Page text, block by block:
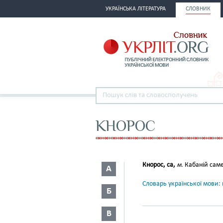
УКРАЇНСЬКА ЛІТЕРАТУРА СЛОВНИК
КНОРОС
А
Б
В
Кнорос, са, м. Кабаній
Словарь української